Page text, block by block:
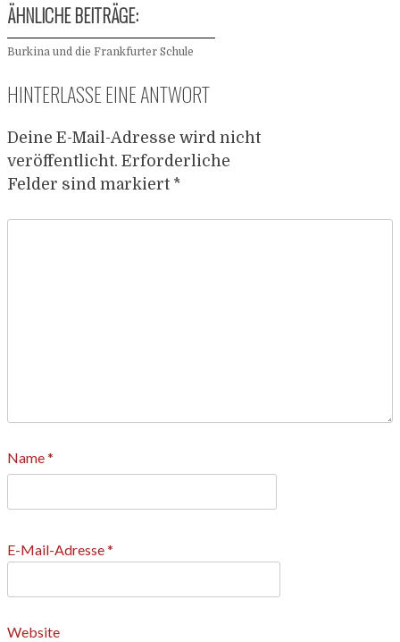
ÄHNLICHE BEITRÄGE:
Burkina und die Frankfurter Schule
HINTERLASSE EINE ANTWORT
Deine E-Mail-Adresse wird nicht
veröffentlicht. Erforderliche
Felder sind markiert *
Name*
E-Mail-Adresse*
Website